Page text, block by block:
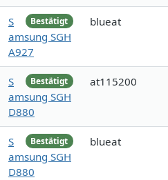
Bestätigt
S
amsung SGH
A927
blueat
Bestätigt
S
amsung SGH
D880
at115200
Bestätigt
S
amsung SGH
D880
blueat